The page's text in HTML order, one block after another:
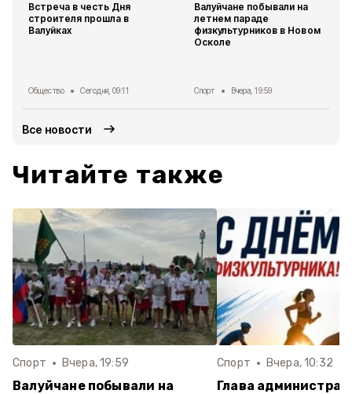
Встреча в честь Дня
строителя прошла в
Валуйках
Общество Сегодня, 09:11
Валуйчане побывали на
летнем параде
физкультурников в Новом
Осколе
Спорт Вчера, 19:59
Все новости
Читайте также
Спорт Вчера, 19:59
Валуйчане побывали на
Спорт Вчера, 10:32
Глава